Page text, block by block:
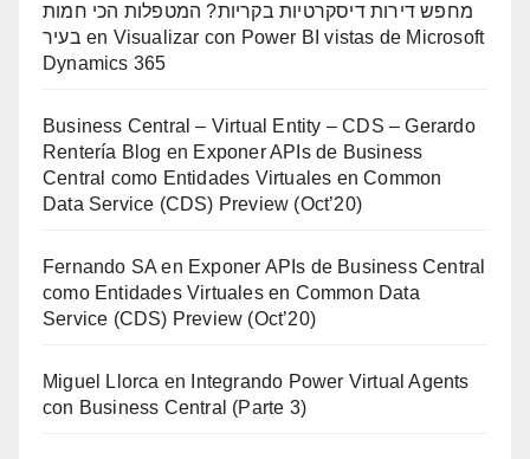
מחפש דירות דיסקרטיות בקריות? המטפלות הכי חמות
בעיר en Visualizar con Power BI vistas de Microsoft
Dynamics 365
Business Central – Virtual Entity – CDS – Gerardo
Rentería Blog en Exponer APIs de Business
Central como Entidades Virtuales en Common
Data Service (CDS) Preview (Oct’20)
Fernando SA en Exponer APIs de Business Central
como Entidades Virtuales en Common Data
Service (CDS) Preview (Oct’20)
Miguel Llorca en
Integrando Power Virtual Agents
con Business Central (Parte 3)